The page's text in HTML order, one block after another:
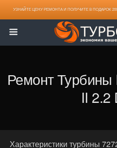
УЗНАЙТЕ ЦЕНУ РЕМОНТА И ПОЛУЧИТЕ В ПОДАРОК
Ремонт Турбины
II 2.2
Характеристики турбины